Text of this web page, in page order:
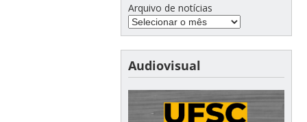
Arquivo de notícias
Audiovisual